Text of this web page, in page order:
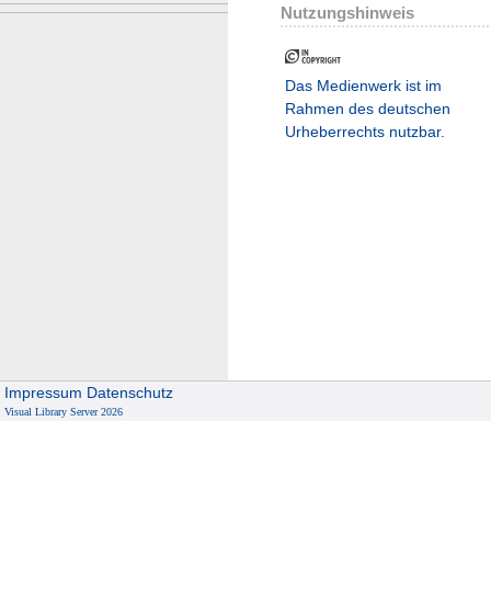
Nutzungshinweis
Das Medienwerk ist im
Rahmen des deutschen
Urheberrechts nutzbar.
Impressum Datenschutz
Visual Library Server 2026